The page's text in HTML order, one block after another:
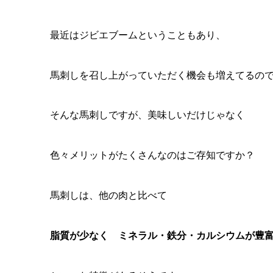
最近はジビエブームということもあり、
馬刺しを召し上がっていただく機会も増えてるの
そんな馬刺しですが、美味しいだけじゃなく
色々メリットがたくさんなのはご存知ですか？
馬刺しは、他の肉と比べて
脂質が少なく ミネラル・鉄分・カルシウムが豊富